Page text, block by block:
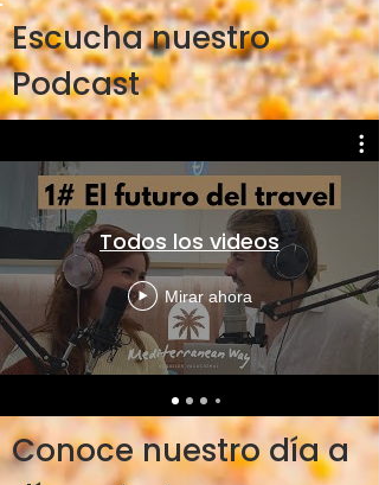
Escucha nuestro
Podcast
Todos los videos
Mirar ahora
Conoce nuestro día a